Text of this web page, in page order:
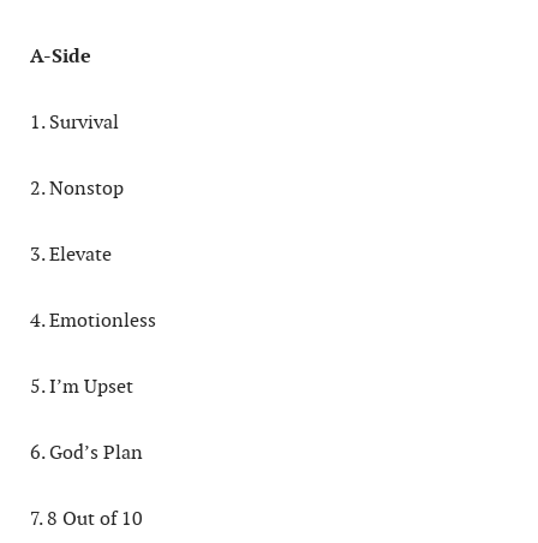
A-Side
1. Survival
2. Nonstop
3. Elevate
4. Emotionless
5. I’m Upset
6. God’s Plan
7. 8 Out of 10